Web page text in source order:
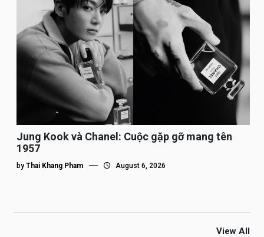
Jung Kook và Chanel: Cuộc gặp gỡ mang tên
1957
by Thai Khang Pham August 6, 2026
View All